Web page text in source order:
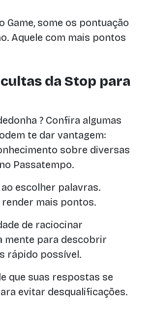
Game, some os pontuação
Aquele com mais pontos
da Stop para
? Confira algumas
te dar vantagem:
sobre diversas
Passatempo.
escolher palavras.
render mais pontos.
de raciocinar
mente para descobrir
rápido possível.
que suas respostas se
evitar desqualificações.